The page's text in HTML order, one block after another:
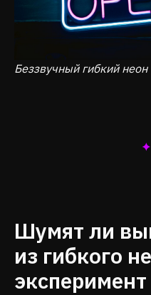
Беззвучный гибкий неон
Шумят ли
из гибкого
эксперимент